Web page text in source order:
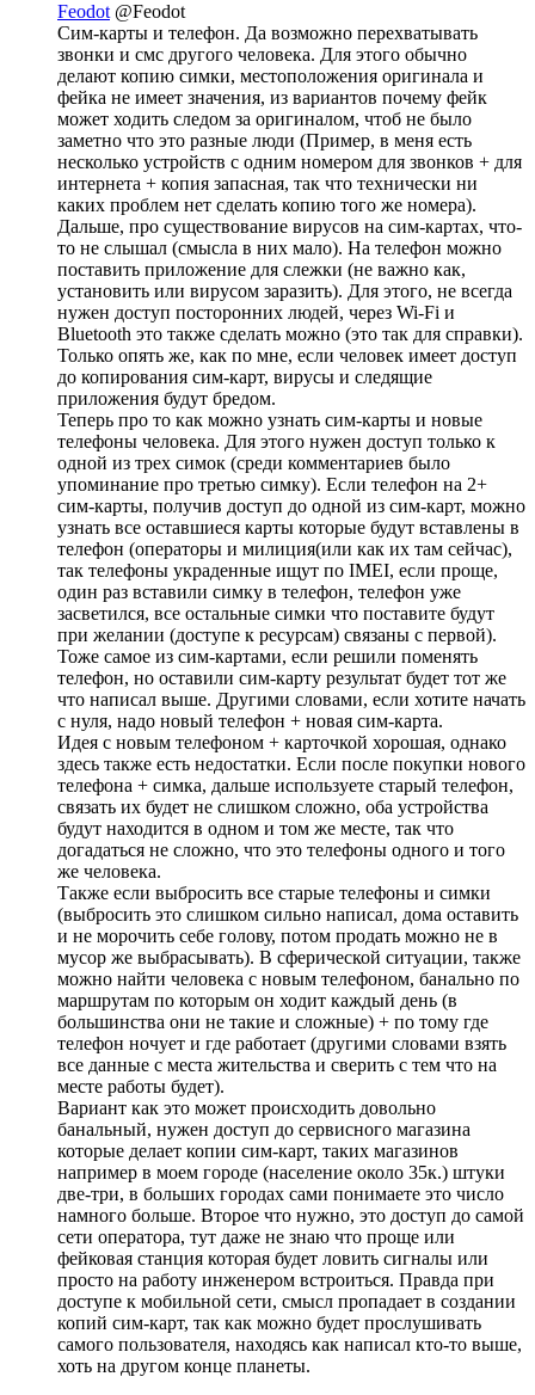
Feodot @Feodot
Сим-карты и телефон. Да возможно перехватывать
звонки и смс другого человека. Для этого обычно
делают копию симки, местоположения оригинала и
фейка не имеет значения, из вариантов почему фейк
может ходить следом за оригиналом, чтоб не было
заметно что это разные люди (Пример, в меня есть
несколько устройств с одним номером для звонков + для
интернета + копия запасная, так что технически ни
каких проблем нет сделать копию того же номера).
Дальше, про существование вирусов на сим-картах, что-
то не слышал (смысла в них мало). На телефон можно
поставить приложение для слежки (не важно как,
установить или вирусом заразить). Для этого, не всегда
нужен доступ посторонних людей, через Wi-Fi и
Bluetooth это также сделать можно (это так для справки).
Только опять же, как по мне, если человек имеет доступ
до копирования сим-карт, вирусы и следящие
приложения будут бредом.
Теперь про то как можно узнать сим-карты и новые
телефоны человека. Для этого нужен доступ только к
одной из трех симок (среди комментариев было
упоминание про третью симку). Если телефон на 2+
сим-карты, получив доступ до одной из сим-карт, можно
узнать все оставшиеся карты которые будут вставлены в
телефон (операторы и милиция(или как их там сейчас),
так телефоны украденные ищут по IMEI, если проще,
один раз вставили симку в телефон, телефон уже
засветился, все остальные симки что поставите будут
при желании (доступе к ресурсам) связаны с первой).
Тоже самое из сим-картами, если решили поменять
телефон, но оставили сим-карту результат будет тот же
что написал выше. Другими словами, если хотите начать
с нуля, надо новый телефон + новая сим-карта.
Идея с новым телефоном + карточкой хорошая, однако
здесь также есть недостатки. Если после покупки нового
телефона + симка, дальше используете старый телефон,
связать их будет не слишком сложно, оба устройства
будут находится в одном и том же месте, так что
догадаться не сложно, что это телефоны одного и того
же человека.
Также если выбросить все старые телефоны и симки
(выбросить это слишком сильно написал, дома оставить
и не морочить себе голову, потом продать можно не в
мусор же выбрасывать). В сферической ситуации, также
можно найти человека с новым телефоном, банально по
маршрутам по которым он ходит каждый день (в
большинства они не такие и сложные) + по тому где
телефон ночует и где работает (другими словами взять
все данные с места жительства и сверить с тем что на
месте работы будет).
Вариант как это может происходить довольно
банальный, нужен доступ до сервисного магазина
которые делает копии сим-карт, таких магазинов
например в моем городе (население около 35к.) штуки
две-три, в больших городах сами понимаете это число
намного больше. Второе что нужно, это доступ до самой
сети оператора, тут даже не знаю что проще или
фейковая станция которая будет ловить сигналы или
просто на работу инженером встроиться. Правда при
доступе к мобильной сети, смысл пропадает в создании
копий сим-карт, так как можно будет прослушивать
самого пользователя, находясь как написал кто-то выше,
хоть на другом конце планеты.